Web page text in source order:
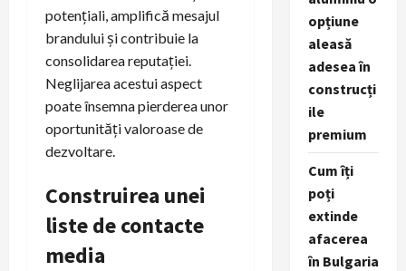
potențiali, amplifică mesajul
brandului și contribuie la
consolidarea reputației.
Neglijarea acestui aspect
poate însemna pierderea unor
oportunități valoroase de
dezvoltare.
Construirea unei
liste de contacte
media
opțiune
aleasă
adesea în
construcți
ile
premium
Cum îți
poți
extinde
afacerea
în Bulgaria